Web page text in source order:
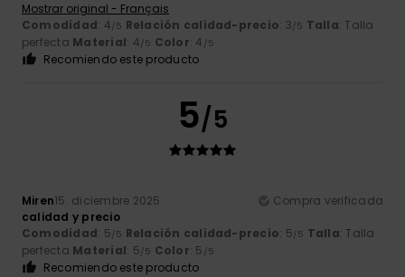
Mostrar original - Français
Comodidad: 4/5 Relación calidad-precio: 3/5 Talla: Talla
perfecta Material: 4/5 Color: 4 /5
Recomiendo este producto
5/5
Miren15. diciembre 2025
Compra verificada
calidad y precio
Comodidad: 5/5 Relación calidad-precio: 5/5 Talla: Talla
perfecta Material: 5/5 Color: 5 /5
Recomiendo este producto